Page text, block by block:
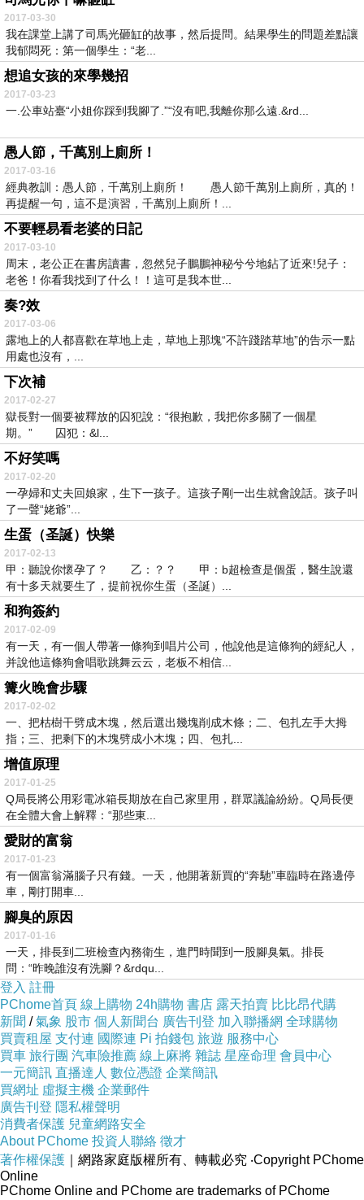
2017-03-30
我在課堂上講了司馬光砸缸的故事，然后提問。結果學生的問題差點讓
我郁悶死：第一個學生：“老...
想追女孩的來學幾招
2017-03-23
一.公車站臺“小姐你踩到我腳了.”“沒有吧,我離你那么遠.&rd...
愚人節，千萬別上廁所！
2017-03-16
經典教訓：愚人節，千萬別上廁所！ 愚人節千萬別上廁所，真的！
再提醒一句，這不是演習，千萬別上廁所！...
不要輕易看老婆的日記
2017-03-10
周末，老公正在書房讀書，忽然兒子鵬鵬神秘兮兮地鉆了近來!兒子：
老爸！你看我找到了什么！！這可是我本世...
奏?效
2017-03-06
露地上的人都喜歡在草地上走，草地上那塊“不許踐踏草地”的告示一點
用處也沒有，...
下次補
2017-02-27
獄長對一個要被釋放的囚犯說：“很抱歉，我把你多關了一個星
期。” 囚犯：&l...
不好笑嗎
2017-02-20
一孕婦和丈夫回娘家，生下一孩子。這孩子剛一出生就會說話。孩子叫
了一聲“姥爺”...
生蛋（圣誕）快樂
2017-02-13
甲：聽說你懷孕了？ 乙：？？ 甲：b超檢查是個蛋，醫生說還
有十多天就要生了，提前祝你生蛋（圣誕）...
和狗簽約
2017-02-09
有一天，有一個人帶著一條狗到唱片公司，他說他是這條狗的經紀人，
并說他這條狗會唱歌跳舞云云，老板不相信...
篝火晚會步驟
2017-02-02
一、把枯樹干劈成木塊，然后選出幾塊削成木條；二、包扎左手大拇
指；三、把剩下的木塊劈成小木塊；四、包扎...
增值原理
2017-01-25
Q局長將公用彩電冰箱長期放在自己家里用，群眾議論紛紛。Q局長便
在全體大會上解釋：“那些東...
愛財的富翁
2017-01-23
有一個富翁滿腦子只有錢。一天，他開著新買的“奔馳”車臨時在路邊停
車，剛打開車...
腳臭的原因
2017-01-16
一天，排長到二班檢查內務衛生，進門時聞到一股腳臭氣。排長
問：“昨晚誰沒有洗腳？&rdqu...
登入 註冊
PChome首頁 線上購物 24h購物 書店 露天拍賣 比比昂代購
新聞 /氣象 股市 個人新聞台 廣告刊登 加入聯播網 全球購物
買賣租屋 支付連 國際連 Pi 拍錢包 旅遊 服務中心
買車 旅行團 汽車險推薦 線上麻將 雜誌 星座命理 會員中心
一元簡訊 直播達人 數位憑證 企業簡訊
買網址 虛擬主機 企業郵件
廣告刊登 隱私權聲明
消費者保護 兒童網路安全
About PChome 投資人聯絡 徵才
著作權保護 ｜網路家庭版權所有、轉載必究 ‧Copyright PChome
Online
PChome Online and PChome are trademarks of PChome